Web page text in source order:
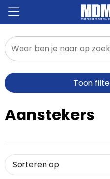
Relatiegeschenken
Promotietextiel
Toon
Aanstekers